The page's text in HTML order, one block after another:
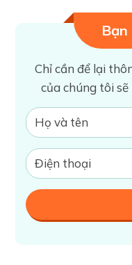
Bạn
Chỉ cần để lại
của chúng tôi